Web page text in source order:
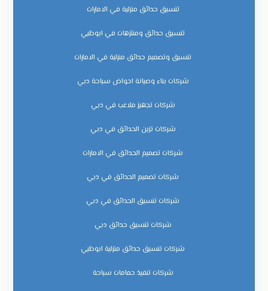
تنسيق حدائق منزلية في الامارات
تنسيق حدائق ومنتزهات في ابوظبي
تنسيق وتصميم حدائق منزلية في الامارات
شركات بناء وصيانة احواض سباحة دبي
شركات تجهيز ملاعب في دبي
شركات تزين الحدائق في دبي
شركات تصميم الحدائق في الامارات
شركات تصميم الحدائق في دبي
شركات تنسيق الحدائق في دبي
شركات تنسيق حدائق دبي
شركات تنسيق حدائق منزلية ابوظبي
شركات تنفيذ حمامات سباحة